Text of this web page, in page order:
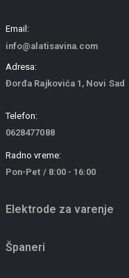
Email:
info@alatisavina.com
Adresa:
Đorđa Rajkovića 1, Novi Sad
Telefon:
0628477088
Radno vreme:
Pon-Pet / 8:00 - 16:00
Elektrode za varenje
Španeri